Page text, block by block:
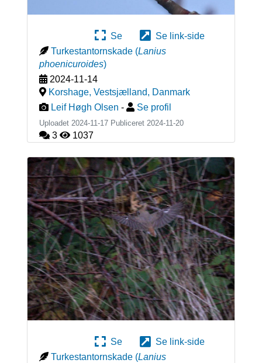
Se
Se link-side
Turkestantornskade (Lanius
phoenicuroides)
2024-11-14
Korshage, Vestsjælland, Danmark
Leif Høgh Olsen - Se profil
Uploadet 2024-11-17 Publiceret 2024-11-20
3 1037
Se
Se link-side
Turkestantornskade (Lanius